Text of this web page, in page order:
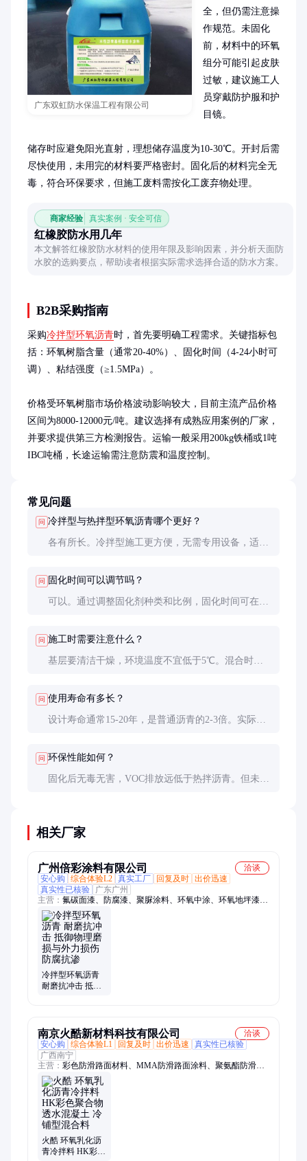
广东双虹防水保温工程有限公司
全，但仍需注意操
作规范。未固化
前，材料中的环氧
组分可能引起皮肤
过敏，建议施工人
员穿戴防护服和护
目镜。
储存时应避免阳光直射，理想储存温度为10-30℃。开封后需
尽快使用，未用完的材料要严格密封。固化后的材料完全无
毒，符合环保要求，但施工废料需按化工废弃物处理。
商家经验 真实案例 · 安全可信
红橡胶防水用几年
本文解答红橡胶防水材料的使用年限及影响因素，并分析天面防
水胶的选购要点，帮助读者根据实际需求选择合适的防水方案。
B2B采购指南
采购冷拌型环氧沥青时，首先要明确工程需求。关键指标包
括：环氧树脂含量（通常20-40%）、固化时间（4-24小时可
调）、粘结强度（≥1.5MPa）。
价格受环氧树脂市场价格波动影响较大，目前主流产品价格
区间为8000-12000元/吨。建议选择有成熟应用案例的厂家，
并要求提供第三方检测报告。运输一般采用200kg铁桶或1吨
IBC吨桶，长途运输需注意防震和温度控制。
常见问题
问 冷拌型与热拌型环氧沥青哪个更好？
各有所长。冷拌型施工更方便，无需专用设备，适合
问 固化时间可以调节吗？
可以。通过调整固化剂种类和比例，固化时间可在4-
问 施工时需要注意什么？
基层要清洁干燥，环境温度不宜低于5℃。混合时要
问 使用寿命有多长？
设计寿命通常15-20年，是普通沥青的2-3倍。实际寿
问 环保性能如何？
固化后无毒无害，VOC排放远低于热拌沥青。但未固
相关厂家
广州倍彩涂料有限公司
洽谈
安心购
综合体验L2 真实工厂 回复及时 出价迅速
真实性已核验
广东广州
主营： 氟碳面漆、防腐漆、聚脲涂料、环氧中涂、环氧地坪漆、
环氧封闭底漆、沥青改色涂料、环氧富锌底漆、环氧云铁中间
漆、聚氨酯面漆、丙烯酸面漆、无机外墙漆、快干标线漆、玻璃
香水瓶、水性玻璃烤漆、无机内墙面漆、无机富锌底漆、无机内
墙底漆、双组份标线漆、真石漆、丙烯酸地坪漆、路面标线涂
料、地面专用标线漆、机场专用划线漆、双组分划线漆
冷拌型环氧沥青
耐磨抗冲击 抵御
南京火酷新材料科技有限公司
洽谈
安心购
综合体验L1 回复及时 出价迅速
真实性已核验
广西南宁
主营： 彩色防滑路面材料、MMA防滑路面涂料、聚氨酯防滑路
面涂料、改性环氧防滑路面涂料、彩色冷拌沥青材料、陶瓷颗
粒、彩色透水混凝土、双丙聚氨酯罩面漆、EBCL钢桥防水防
腐、水性EUA防滑路面
火酷 环氧乳化沥
青冷拌料 HK彩色